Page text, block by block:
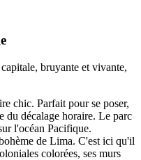
bruyante et vivante,
chic. Parfait pour se poser,
du décalage horaire. Le parc
l'océan Pacifique.
de Lima. C'est ici qu'il
colorées, ses murs